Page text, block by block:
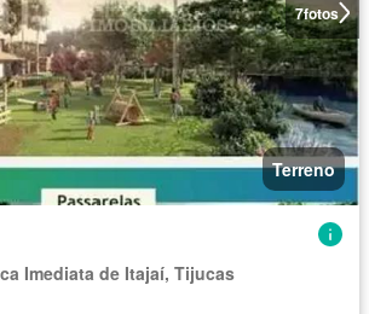
7fotos
Terreno
Imediata de Itajaí, Tijucas